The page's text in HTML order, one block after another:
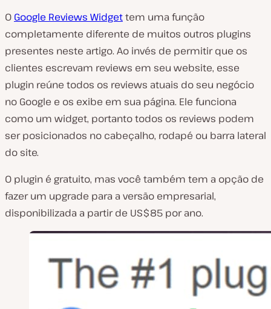
O Google Reviews Widgettem uma função
completamente diferente de muitos outros plugins
presentes neste artigo. Ao invés de permitir que os
clientes escrevam reviews em seu website, esse
plugin reúne todos os reviews atuais do seu negócio
no Google e os exibe em sua página. Ele funciona
como um widget, portanto todos os reviews podem
ser posicionados no cabeçalho, rodapé ou barra lateral
do site.
O plugin é gratuito, mas você também tem a opção de
fazer um upgrade para a versão empresarial,
disponibilizada a partir de US$85 por ano.